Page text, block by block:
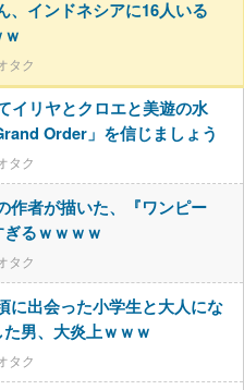
、インドネシアに16人いる
タク
イリヤとクロエと美遊の水
Order」を信じましょう
タク
作者が描いた、『ワンピー
るｗｗｗｗ
タク
に出会った小学生と大人にな
男、大炎上ｗｗｗ
タク